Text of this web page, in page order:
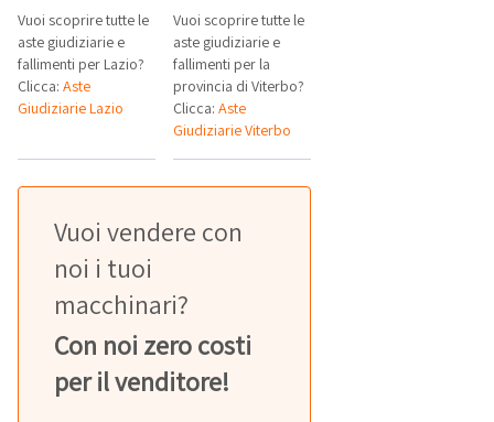
Vuoi scoprire tutte le
aste giudiziarie e
fallimenti per Lazio?
Clicca: Aste
Giudiziarie Lazio
Vuoi scoprire tutte le
aste giudiziarie e
fallimenti per la
provincia di Viterbo?
Clicca:Aste
Giudiziarie Viterbo
Vuoi vendere con
noi i tuoi
macchinari?
Con noi zero costi
per il venditore!